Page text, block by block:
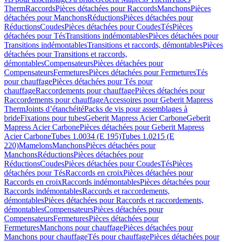
ThermRaccordsPièces détachées pour RaccordsManchonsPièces
détachées pour ManchonsRéductionsPièces détachées pour
RéductionsCoudesPièces détachées pour CoudesTésPièces
détachées pour TésTransitions indémontablesPièces détachées pour
Transitions indémontablesTransitions et raccords, démontablesPièces
détachées pour Transitions et raccords,
démontablesCompensateursPièces détachées pour
CompensateursFermeturesPièces détachées pour FermeturesTés
pour chauffagePièces détachées pour Tés pour
chauffageRaccordements pour chauffagePièces détachées pour
Raccordements pour chauffageAccessoires pour Geberit Mapress
ThermJoints d’étanchéitéPacks de vis pour assemblages à
brideFixations pour tubesGeberit Mapress Acier CarboneGeberit
Mapress Acier CarbonePièces détachées pour Geberit Mapress
Acier CarboneTubes 1.0034 (E 195)Tubes 1.0215 (E
220)MamelonsManchonsPièces détachées pour
ManchonsRéductionsPièces détachées pour
RéductionsCoudesPièces détachées pour CoudesTésPièces
détachées pour TésRaccords en croixPièces détachées pour
Raccords en croixRaccords indémontablesPièces détachées pour
Raccords indémontablesRaccords et raccordements,
démontablesPièces détachées pour Raccords et raccordements,
démontablesCompensateursPièces détachées pour
CompensateursFermeturesPièces détachées pour
FermeturesManchons pour chauffagePièces détachées pour
Manchons pour chauffageTés pour chauffagePièces détachées pour